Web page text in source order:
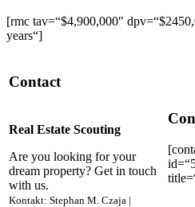
[rmc tav=“$4,900,000″
years“]
Contact
Real Estate Scouting
Are you looking for your
dream property? Get in touch
with us.
Kontakt: Stephan M. Czaja |